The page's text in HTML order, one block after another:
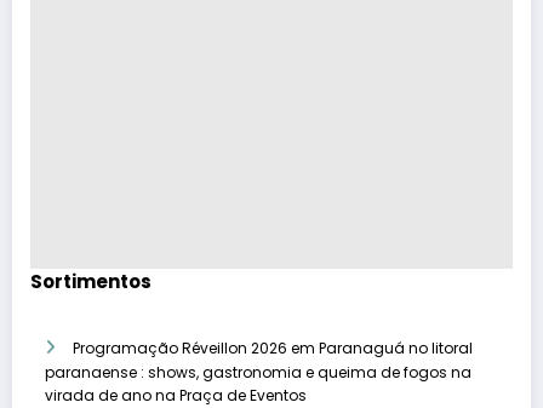
Sortimentos
Programação Réveillon 2026 em Paranaguá no litoral
paranaense : shows, gastronomia e queima de fogos na
virada de ano na Praça de Eventos